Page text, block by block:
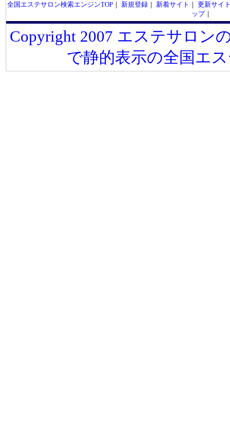
全国エステサロン検索エンジンTOP｜ 新規登録｜ 新着サイト ｜ 更新サイ
ップ｜
Copyright 2007 エステサロン
で静的表示の全国エ